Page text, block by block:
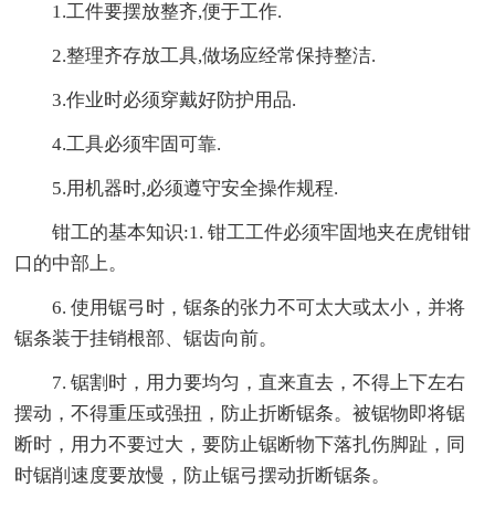
1.工件要摆放整齐,便于工作.
2.整理齐存放工具,做场应经常保持整洁.
3.作业时必须穿戴好防护用品.
4.工具必须牢固可靠.
5.用机器时,必须遵守安全操作规程.
钳工的基本知识:1. 钳工工件必须牢固地夹在虎钳钳
口的中部上。
6. 使用锯弓时，锯条的张力不可太大或太小，并将
锯条装于挂销根部、锯齿向前。
7. 锯割时，用力要均匀，直来直去，不得上下左右
摆动，不得重压或强扭，防止折断锯条。被锯物即将锯
断时，用力不要过大，要防止锯断物下落扎伤脚趾，同
时锯削速度要放慢，防止锯弓摆动折断锯条。